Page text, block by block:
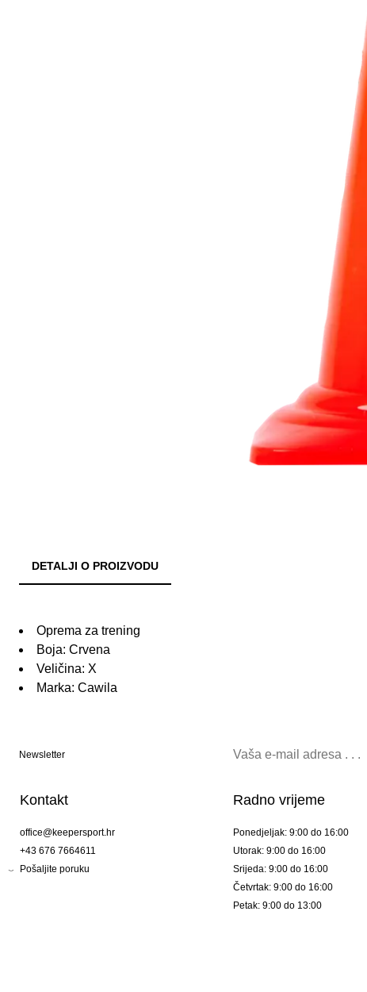
DETALJI O PROIZVODU
Oprema za trening
Boja: Crvena
Veličina: X
Marka: Cawila
Newsletter
Kontakt
office@keepersport.hr
+43 676 7664611
Pošaljite poruku
Radno vrijeme
Ponedjeljak: 9:00 do 16:00
Utorak: 9:00 do 16:00
Srijeda: 9:00 do 16:00
Četvrtak: 9:00 do 16:00
Petak: 9:00 do 13:00